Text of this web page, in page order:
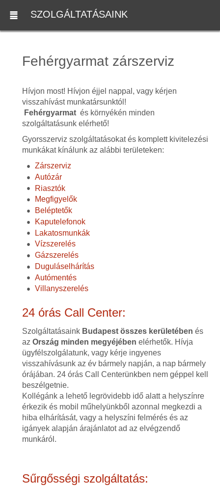
SZOLGÁLTATÁSAINK
Fehérgyarmat zárszerviz
Hívjon most! Hívjon éjjel nappal, vagy kérjen
visszahívást munkatársunktól!
Fehérgyarmat és környékén minden
szolgáltatásunk elérhető!
Gyorsszerviz szolgáltatásokat és komplett kivitelezési
munkákat kínálunk az alábbi területeken:
Zárszerviz
Autózár
Riasztók
Megfigyelők
Beléptetők
Kaputelefonok
Lakatosmunkák
Vízszerelés
Gázszerelés
Duguláselhárítás
Autómentés
Villanyszerelés
24 órás Call Center:
Szolgáltatásaink Budapest összes kerületében és
az Ország minden megyéjében elérhetők. Hívja
ügyfélszolgálatunk, vagy kérje ingyenes
visszahívásunk az év bármely napján, a nap bármely
órájában. 24 órás Call Centerünkben nem géppel kell
beszélgetnie.
Kollégánk a lehető legrövidebb idő alatt a helyszínre
érkezik és mobil műhelyünkből azonnal megkezdi a
hiba elhárítását, vagy a helyszíni felmérés és az
igányek alapján árajánlatot ad az elvégzendő
munkáról.
Sűrgősségi szolgáltatás: